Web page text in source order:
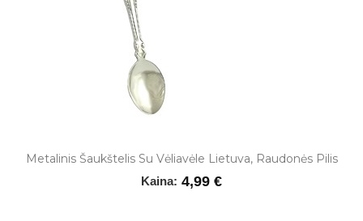
Metalinis Šaukštelis Su Vėliavėle Lietuva, Raudonės Pilis
Kaina: 4,99 €